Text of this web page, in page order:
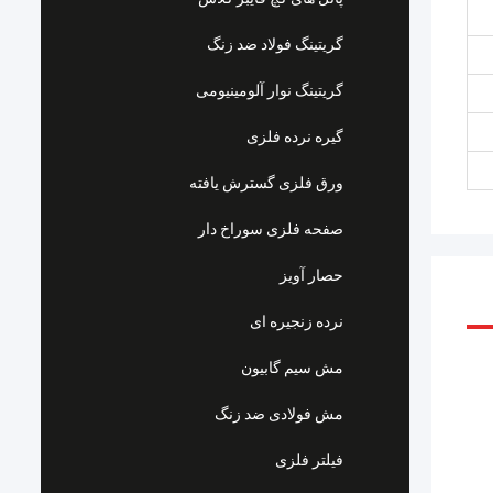
گریتینگ فولاد ضد زنگ
گریتینگ نوار آلومینیومی
گیره نرده فلزی
ورق فلزی گسترش یافته
صفحه فلزی سوراخ دار
حصار آویز
نرده زنجیره ای
مش سیم گابیون
مش فولادی ضد زنگ
فیلتر فلزی